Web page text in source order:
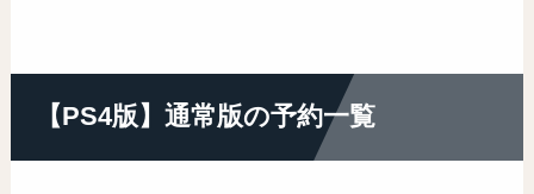
【PS4版】通常版の予約一覧